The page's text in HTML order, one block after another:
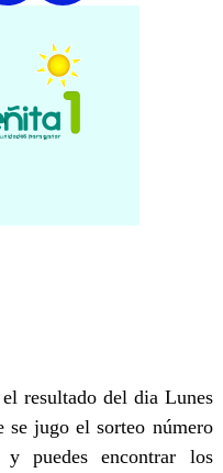
resultado del dia Lunes
se jugo el sorteo número
puedes encontrar los